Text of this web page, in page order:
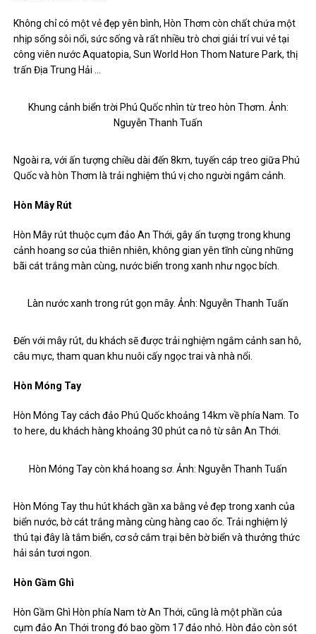
Không chỉ có một vẻ đẹp yên bình, Hòn Thơm còn chất chứa một
nhịp sống sôi nổi, sức sống và rất nhiều trò chơi giải trí vui vẻ tại
công viên nước Aquatopia, Sun World Hon Thom Nature Park, thị
trấn Địa Trung Hải …
Khung cảnh biển trời Phú Quốc nhìn từ treo hòn Thơm. Ảnh:
Nguyễn Thanh Tuấn
Ngoài ra, với ấn tượng chiều dài đến 8km, tuyến cáp treo giữa Phú
Quốc và hòn Thơm là trải nghiệm thú vị cho người ngắm cảnh.
Hòn Mây Rút
Hòn Mây rút thuộc cụm đảo An Thới, gây ấn tượng trong khung
cảnh hoang sơ của thiên nhiên, không gian yên tĩnh cùng những
bãi cát trắng màn cùng, nước biển trong xanh như ngọc bích.
Làn nước xanh trong rút gọn mây. Ảnh: Nguyễn Thanh Tuấn
Đến với mây rút, du khách sẽ được trải nghiệm ngắm cảnh san hô,
câu mực, tham quan khu nuôi cấy ngọc trai và nhà nổi.
Hòn Móng Tay
Hòn Móng Tay cách đảo Phú Quốc khoảng 14km về phía Nam. To
to here, du khách hàng khoảng 30 phút ca nô từ sân An Thới.
Hòn Móng Tay còn khá hoang sơ. Ảnh: Nguyễn Thanh Tuấn
Hòn Móng Tay thu hút khách gần xa bằng vẻ đẹp trong xanh của
biển nước, bờ cát trắng màng cùng hàng cao ốc. Trải nghiệm lý
thú tại đây là tắm biển, cơ sở cắm trại bên bờ biển và thưởng thức
hải sản tươi ngon.
Hòn Gầm Ghì
Hòn Gầm Ghì Hòn phía Nam tờ An Thới, cũng là một phần của
cụm đảo An Thới trong đó bao gồm 17 đảo nhỏ. Hòn đảo còn sót